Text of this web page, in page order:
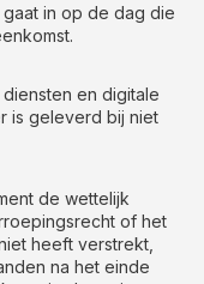
in op de dag die
en digitale
is geleverd bij niet
de wettelijk
of het
heeft verstrekt,
na het einde